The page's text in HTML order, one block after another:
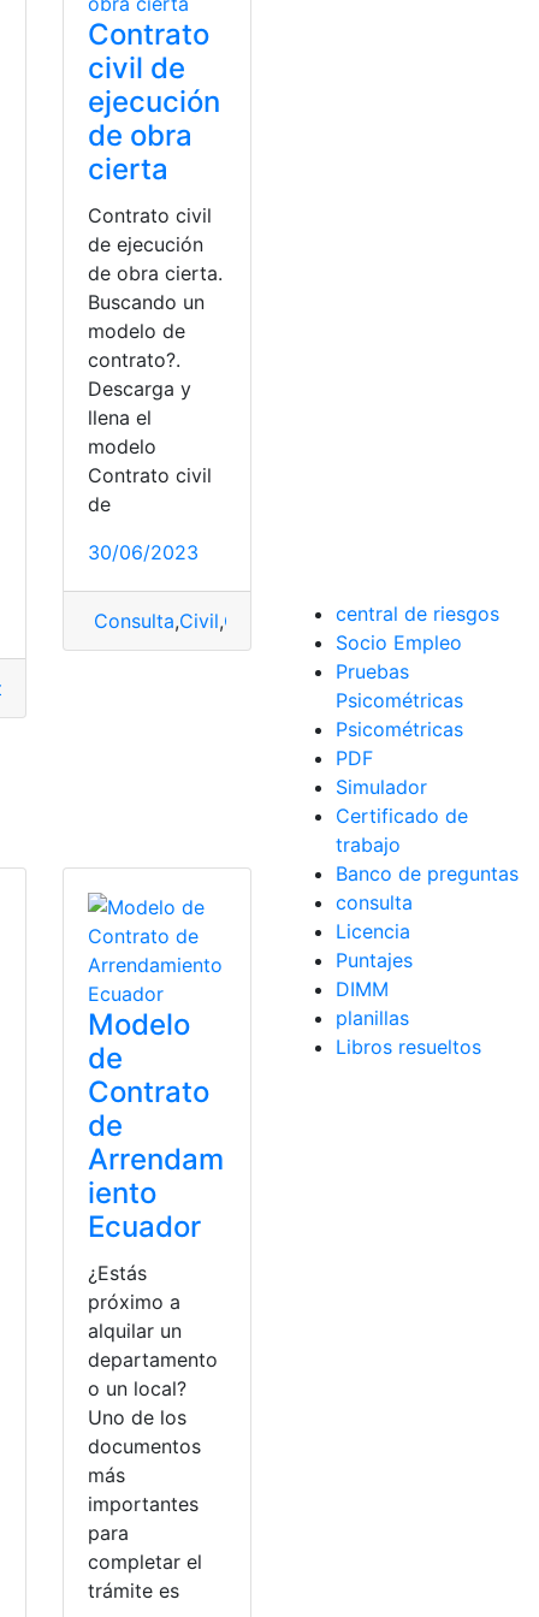
Modelo de Contrato
Contrato
civil de
ejecución
de obra
cierta
Contrato civil
de ejecución
de obra cierta.
Buscando un
modelo de
contrato?.
Descarga y
llena el
modelo
Contrato civil
de
30/06/2023
Consulta,Civil,Contrato Ejecución Obra cierta
Modelo
de
Contrato
de
Arrendam
iento
Ecuador
¿Estás
próximo a
alquilar un
departamento
o un local?
Uno de los
documentos
más
importantes
para
completar el
trámite es
central de riesgos
Socio Empleo
Pruebas
Psicométricas
Psicométricas
PDF
Simulador
Certificado de
trabajo
Banco de preguntas
consulta
Licencia
Puntajes
DIMM
planillas
Libros resueltos